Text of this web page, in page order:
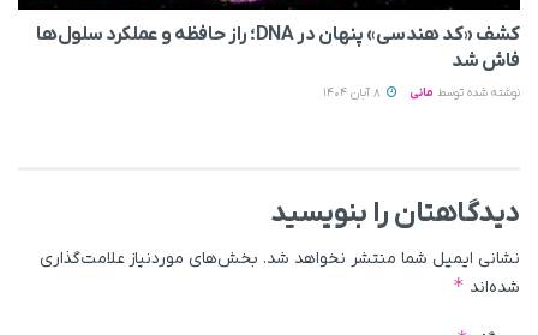
کشف «کد هندسی» پنهان در DNA؛ راز حافظه و عملکرد سلول‌ها
فاش شد
نوشته شده توسط مانی
دیدگاهتان را بنویسید
نشانی ایمیل شما منتشر نخواهد شد. بخش‌های موردنیاز علامت‌گذاری
شده‌اند *